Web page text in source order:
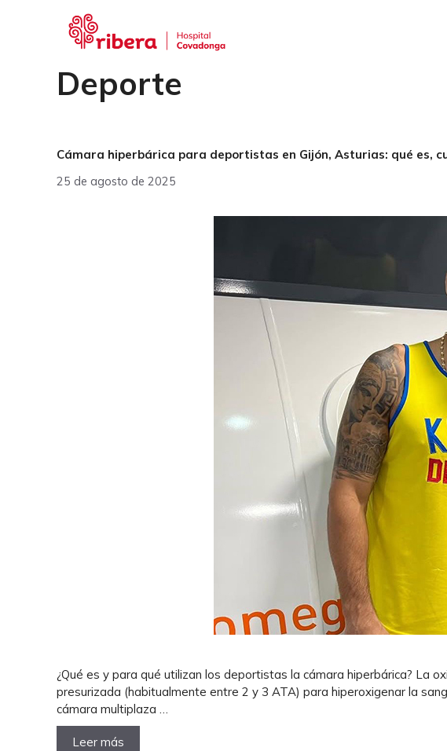
Deporte
Cámara hiperbárica para deportistas en Gijón, Asturias: qué es,
25 de agosto de 2025
¿Qué es y para qué utilizan los deportistas la cámara hiperbárica? La
presurizada (habitualmente entre 2 y 3 ATA) para hiperoxigenar la
cámara multiplaza …
Leer más